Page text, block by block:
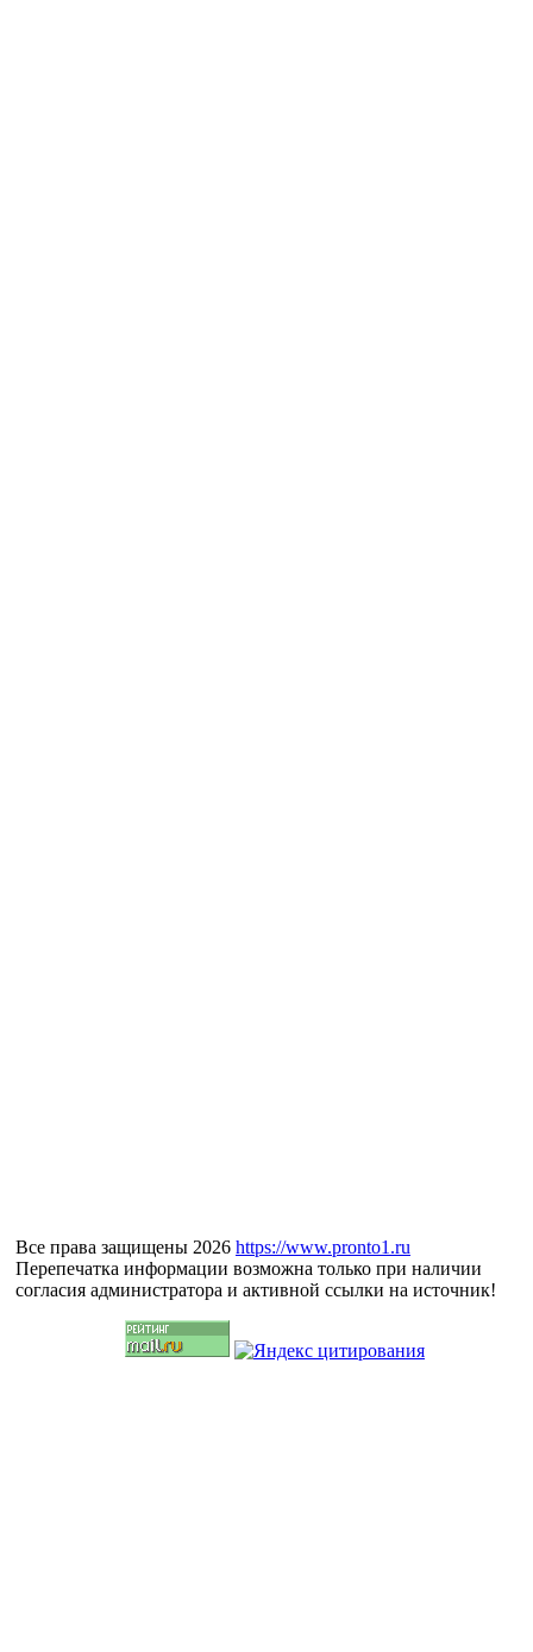
Все права защищены 2026 https://www.pronto1.ru
Перепечатка информации возможна только при наличии
согласия администратора и активной ссылки на источник!